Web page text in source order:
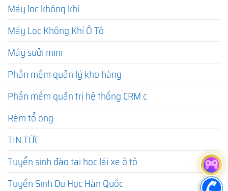
Máy lọc không khí
Máy Lọc Không Khí Ô Tô
Máy sưởi mini
Phần mềm quản lý kho hàng
Phần mềm quản trị hệ thống CRM c
Rèm tổ ong
TIN TỨC
Tuyển sinh đào tại học lái xe ô tô
Tuyển Sinh Du Học Hàn Quốc